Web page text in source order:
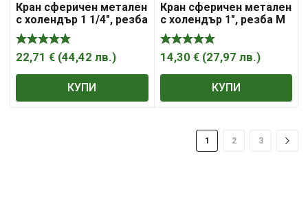
Кран сферичен метален
с холендър 1 1/4″, резба
М резба Ж, Sferaco ,
„Syveco“
22,71 € (44,42 лв.)
КУПИ
Кран сферичен метален
с холендър 1″, резба М
резба Ж, Sferaco ,
„Syveco“
14,30 € (27,97 лв.)
КУПИ
1 2 3